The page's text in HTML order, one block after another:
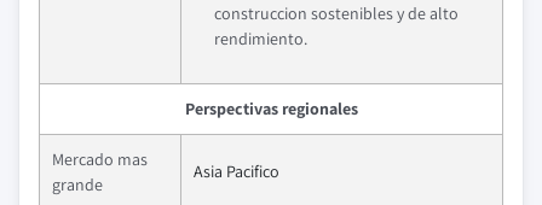
construccion sostenibles y de alto
rendimiento.
Perspectivas regionales
Mercado mas
grande
Asia Pacifico